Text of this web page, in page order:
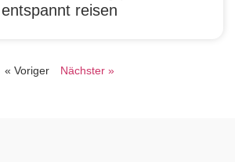
entspannt reisen
« Voriger Nächster »